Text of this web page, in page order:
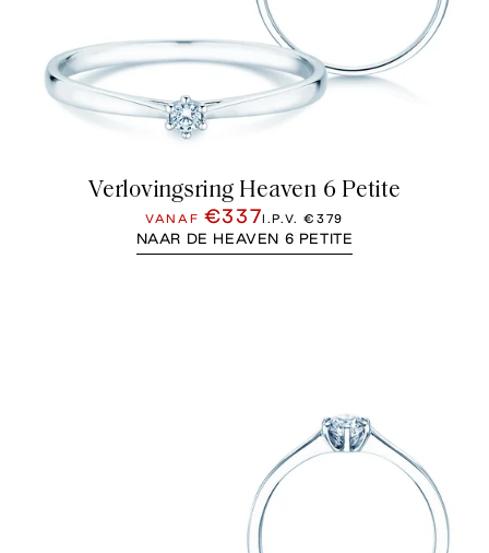
Verlovingsring Heaven 6 Petite
VANAF €337I.P.V.€379
NAAR DE HEAVEN 6 PETITE